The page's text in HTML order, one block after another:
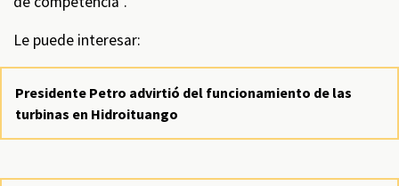
Le puede interesar:
Presidente Petro advirtió del funcionamiento de las
turbinas en Hidroituango